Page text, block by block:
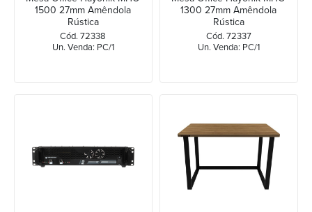
1500 27mm Amêndola
Rústica
Cód. 72338
Un. Venda: PC/1
1300 27mm Amêndola
Rústica
Cód. 72337
Un. Venda: PC/1